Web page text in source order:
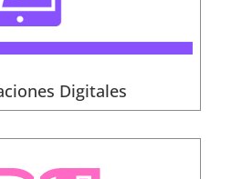
Digitales